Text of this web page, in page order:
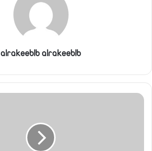
alrakeeblb alrakeeblb